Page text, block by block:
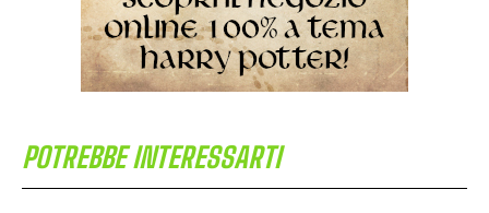
POTREBBE INTERESSARTI